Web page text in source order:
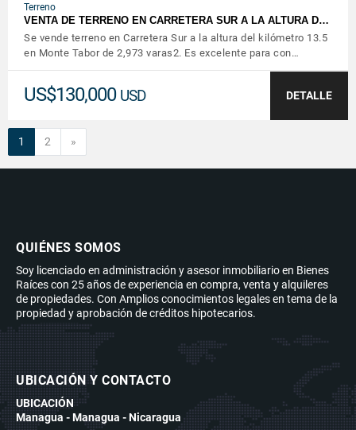
Terreno
VENTA DE TERRENO EN CARRETERA SUR A LA ALTURA D…
Se vende terreno en Carretera Sur a la altura del kilómetro 13.5
en Monte Tabor de 2,973 varas2. Es excelente para con…
US$130,000 USD DETALLE
1 2 »
QUIÉNES SOMOS
Soy licenciado en administración y asesor inmobiliario en Bienes
Raíces con 25 años de experiencia en compra, venta y alquileres
de propiedades. Con Amplios conocimientos legales en tema de la
propiedad y aprobación de créditos hipotecarios.
UBICACIÓN Y CONTACTO
UBICACIÓN
Managua - Managua - Nicaragua